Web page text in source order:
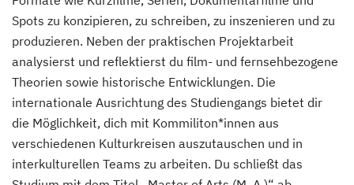
Spots zu konzipieren, zu schreiben, zu inszenieren und zu
produzieren. Neben der praktischen Projektarbeit
analysierst und reflektierst du film- und fernsehbezogene
Theorien sowie historische Entwicklungen. Die
internationale Ausrichtung des Studiengangs bietet dir
die Möglichkeit, dich mit Kommiliton*innen aus
verschiedenen Kulturkreisen auszutauschen und in
interkulturellen Teams zu arbeiten. Du schließt das